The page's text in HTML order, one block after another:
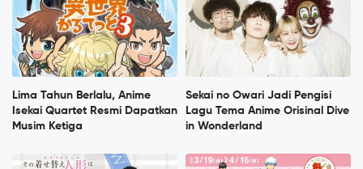
Lima Tahun Berlalu, Anime
Isekai Quartet Resmi Dapatkan
Musim Ketiga
Sekai no Owari Jadi Pengisi
Lagu Tema Anime Orisinal Dive
in Wonderland